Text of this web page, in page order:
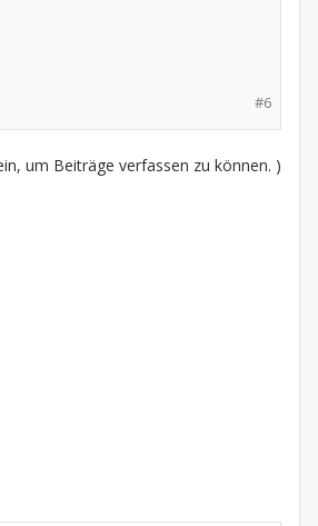
#6
um Beiträge verfassen zu können. )